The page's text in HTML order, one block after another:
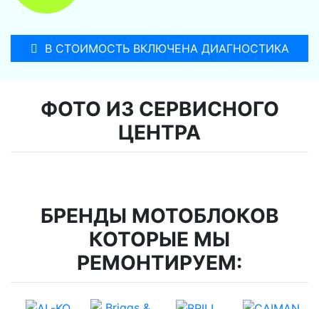
В СТОИМОСТЬ ВКЛЮЧЕНА ДИАГНОСТИКА
ФОТО ИЗ СЕРВИСНОГО
ЦЕНТРА
БРЕНДЫ МОТОБЛОКОВ
КОТОРЫЕ МЫ
РЕМОНТИРУЕМ: